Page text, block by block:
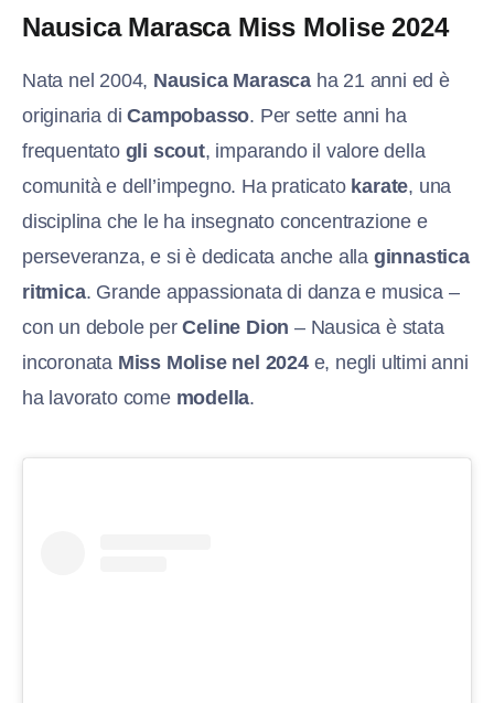
Nausica Marasca Miss Molise 2024
Nata nel 2004, Nausica Marasca ha 21 anni ed è
originaria diCampobasso. Per sette anni ha
frequentato gli scout, imparando il valore della
comunità e dell’impegno. Ha praticato karate, una
disciplina che le ha insegnato concentrazione e
perseveranza, e si è dedicata anche alla ginnastica
ritmica. Grande appassionata di danza e musica –
con un debole perCeline Dion – Nausica è stata
incoronata Miss Molise nel 2024e, negli ultimi anni
ha lavorato come modella.